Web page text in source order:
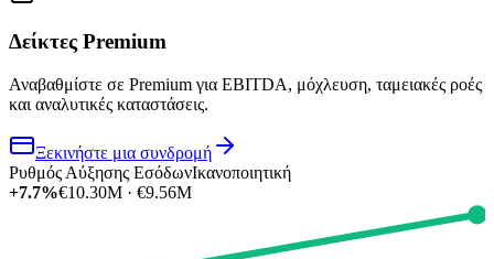
Δείκτες Premium
Αναβαθμίστε σε Premium για EBITDA, μόχλευση, ταμειακές ροές
και αναλυτικές καταστάσεις.
Ξεκινήστε μια συνδρομή
Ρυθμός Αύξησης ΕσόδωνΙκανοποιητική
+7.7%€10.30M · €9.56M